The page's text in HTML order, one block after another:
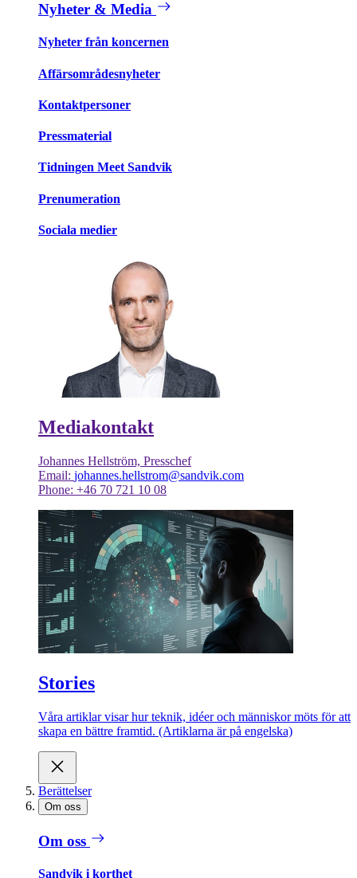
Nyheter & Media
Nyheter från koncernen
Affärsområdesnyheter
Kontaktpersoner
Pressmaterial
Tidningen Meet Sandvik
Prenumeration
Sociala medier
Mediakontakt
Johannes Hellström, Presschef
Email: johannes.hellstrom@sandvik.com
Phone: +46 70 721 10 08
Stories
Våra artiklar visar hur teknik, idéer och människor möts för att
skapa en bättre framtid. (Artiklarna är på engelska)
Berättelser
Om oss
Om oss
Sandvik i korthet